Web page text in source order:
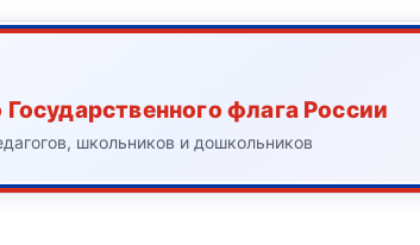
флага России
школьников и дошкольников